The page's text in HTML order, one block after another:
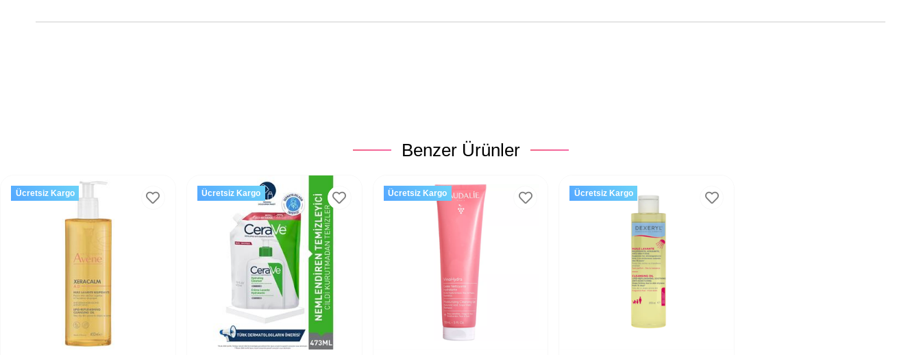
Benzer Ürünler
Ücretsiz Kargo Ücretsiz Kargo Ücretsiz Kargo Ücretsiz Kargo